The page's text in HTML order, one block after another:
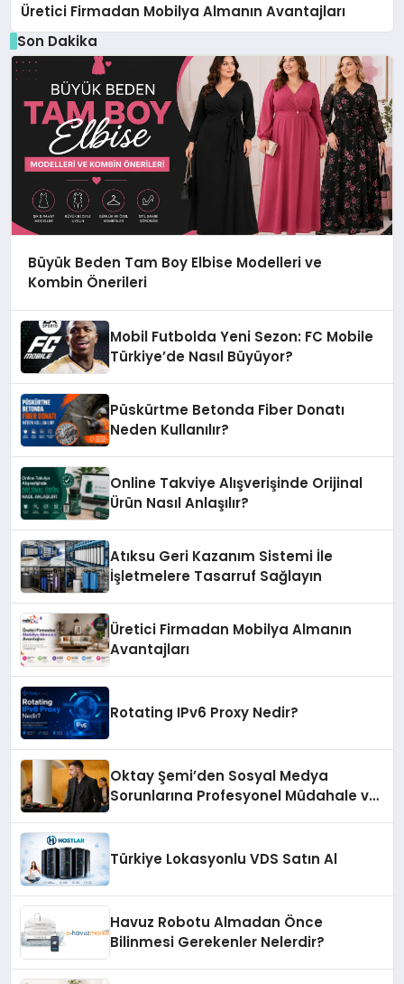
Üretici Firmadan Mobilya Almanın Avantajları
Son Dakika
Büyük Beden Tam Boy Elbise Modelleri ve
Kombin Önerileri
Mobil Futbolda Yeni Sezon: FC Mobile
Türkiye’de Nasıl Büyüyor?
Püskürtme Betonda Fiber Donatı
Neden Kullanılır?
Online Takviye Alışverişinde Orijinal
Ürün Nasıl Anlaşılır?
Atıksu Geri Kazanım Sistemi İle
İşletmelere Tasarruf Sağlayın
Üretici Firmadan Mobilya Almanın
Avantajları
Rotating IPv6 Proxy Nedir?
Oktay Şemi’den Sosyal Medya
Sorunlarına Profesyonel Müdahale ve
Türkiye Lokasyonlu VDS Satın Al
Havuz Robotu Almadan Önce
Bilinmesi Gerekenler Nelerdir?